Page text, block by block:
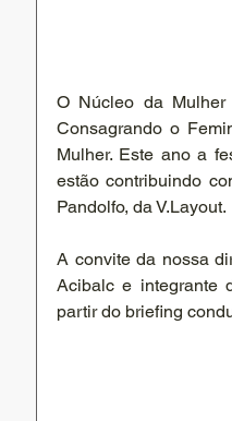
O Núcleo da
Consagrando o
Mulher. Este ano a
estão contribuindo
Pandolfo, da V.Layout.
A convite da nossa
Acibalc e integrante
partir do briefing